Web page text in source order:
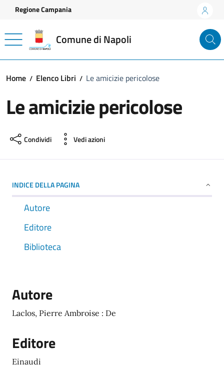
Vai ai contenuti
Vai al footer
Regione Campania
Comune di Napoli
Home Elenco Libri Le amicizie pericolose
Le amicizie pericolose
Condividi Vedi azioni
INDICE DELLA PAGINA
Autore
Editore
Biblioteca
Autore
Laclos, Pierre Ambroise : De
Editore
Einaudi